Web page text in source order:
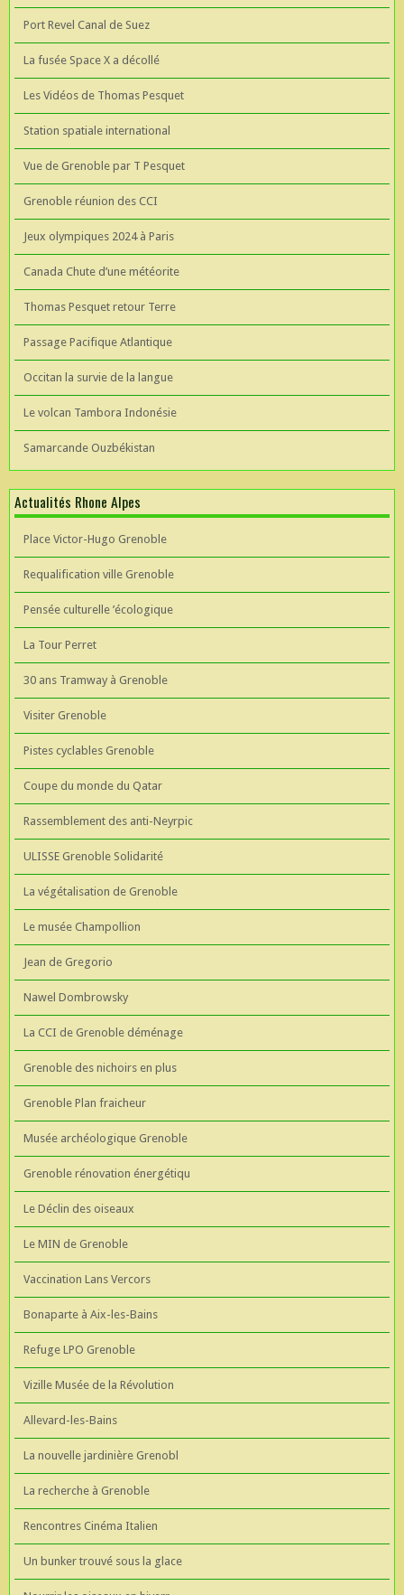
Port Revel Canal de Suez
La fusée Space X a décollé
Les Vidéos de Thomas Pesquet
Station spatiale international
Vue de Grenoble par T Pesquet
Grenoble réunion des CCI
Jeux olympiques 2024 à Paris
Canada Chute d’une météorite
Thomas Pesquet retour Terre
Passage Pacifique Atlantique
Occitan la survie de la langue
Le volcan Tambora Indonésie
Samarcande Ouzbékistan
Actualités Rhone Alpes
Place Victor-Hugo Grenoble
Requalification ville Grenoble
Pensée culturelle ’écologique
La Tour Perret
30 ans Tramway à Grenoble
Visiter Grenoble
Pistes cyclables Grenoble
Coupe du monde du Qatar
Rassemblement des anti-Neyrpic
ULISSE Grenoble Solidarité
La végétalisation de Grenoble
Le musée Champollion
Jean de Gregorio
Nawel Dombrowsky
La CCI de Grenoble déménage
Grenoble des nichoirs en plus
Grenoble Plan fraicheur
Musée archéologique Grenoble
Grenoble rénovation énergétiqu
Le Déclin des oiseaux
Le MIN de Grenoble
Vaccination Lans Vercors
Bonaparte à Aix-les-Bains
Refuge LPO Grenoble
Vizille Musée de la Révolution
Allevard-les-Bains
La nouvelle jardinière Grenobl
La recherche à Grenoble
Rencontres Cinéma Italien
Un bunker trouvé sous la glace